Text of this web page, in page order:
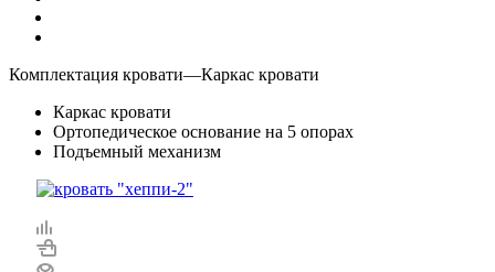
Комплектация кровати—Каркас кровати
Каркас кровати
Ортопедическое основание на 5 опорах
Подъемный механизм